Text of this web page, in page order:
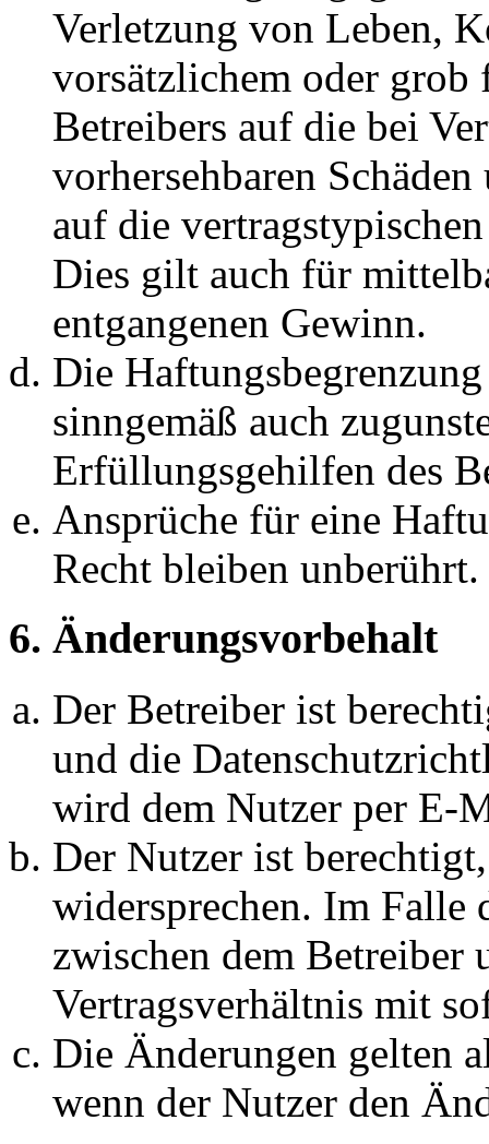
Verletzung von Leben,
vorsätzlichem oder grob
Betreibers auf die bei
vorhersehbaren
auf die
Dies gilt auch für
entgangenen Gewinn.
Die
sinngemäß auch
Erfüllungsgehilfen des
Ansprüche für eine
Recht bleiben unberührt.
6. Änderungsvorbehalt
Der Betreiber ist
und die
wird dem Nutzer per E-
Der Nutzer ist
widersprechen. Im Falle
zwischen dem Betreiber
Vertragsverhältnis mit
Die Änderungen gelten
wenn der Nutzer den